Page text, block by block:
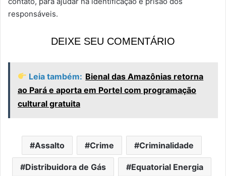
responsáveis.
DEIXE SEU COMENTÁRIO
Leia também: Bienal das Amazônias retorna
ao Pará e aporta em Portel com programação
cultural gratuita
Assalto Crime Criminalidade
Distribuidora de Gás Equatorial Energia